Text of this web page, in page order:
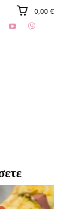
0,00 €